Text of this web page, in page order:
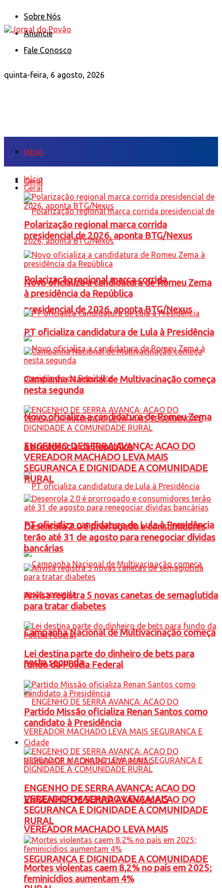
Sobre Nós
Anuncie
Fale Conosco
quinta-feira, 6 agosto, 2026
Início
Geral
Polarização regional marca corrida
presidencial de 2026, aponta BTG/Nexus
Novo oficializa a candidatura de Romeu Zema
à presidência da República
PT oficializa candidatura de Lula à Presidência
Campanha Nacional de Multivacinação começa
nesta segunda
ENGENHO DE SERRA AVANÇA: ACAO DO
VEREADOR MACHADO LEVA MAIS
SEGURANCA E DIGNIDADE A COMUNIDADE
Início
Geral
Polarização regional marca corrida
presidencial de 2026, aponta BTG/Nexus
Novo oficializa a candidatura de Romeu Zema
à presidência da República
PT oficializa candidatura de Lula à Presidência
Campanha Nacional de Multivacinação começa
nesta segunda
ENGENHO DE SERRA AVANÇA: ACAO DO
VEREADOR MACHADO LEVA MAIS
SEGURANCA E DIGNIDADE A COMUNIDADE
RURAL
Desenrola 2.0 é prorrogado e consumidores
terão até 31 de agosto para renegociar dívidas
bancárias
Anvisa registra 5 novas canetas de semaglutida
para tratar diabetes
Lei destina parte do dinheiro de bets para
fundo da Polícia Federal
Partido Missão oficializa Renan Santos como
candidato à Presidência
Cidade
ENGENHO DE SERRA AVANÇA: ACAO DO
VEREADOR MACHADO LEVA MAIS
SEGURANCA E DIGNIDADE A COMUNIDADE
RURAL
Mortes violentas caem 8,2% no país em 2025;
feminicídios aumentam 4%